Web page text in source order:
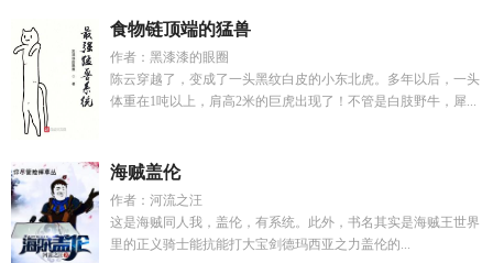
食物链顶端的猛兽
作者：黑漆漆的眼圈
陈云穿越了，变成了一头黑纹白皮的小东北虎。多年以后，一头
体重在1吨以上，肩高2米的巨虎出现了！不管是白肢野牛，犀...
海贼盖伦
作者：河流之汪
这是海贼同人我，盖伦，有系统。此外，书名其实是海贼王世界
里的正义骑士能抗能打大宝剑德玛西亚之力盖伦的...